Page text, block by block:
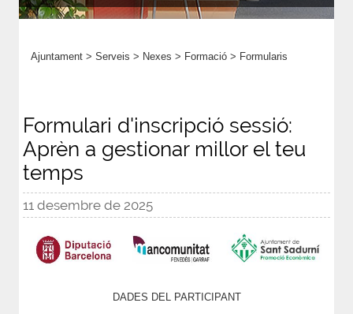
Ajuntament > Serveis > Nexes > Formació > Formularis
Formulari d'inscripció sessió:
Aprèn a gestionar millor el teu
temps
11 desembre de 2025
DADES DEL PARTICIPANT